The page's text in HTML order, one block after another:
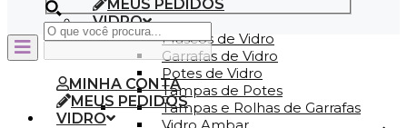
MEUS PEDIDOS
VIDRO
Frascos de Vidro
Garrafas de Vidro
Potes de Vidro
Tampas de Potes
Tampas e Rolhas de Garrafas
MINHA CONTA
MEUS PEDIDOS
VIDRO